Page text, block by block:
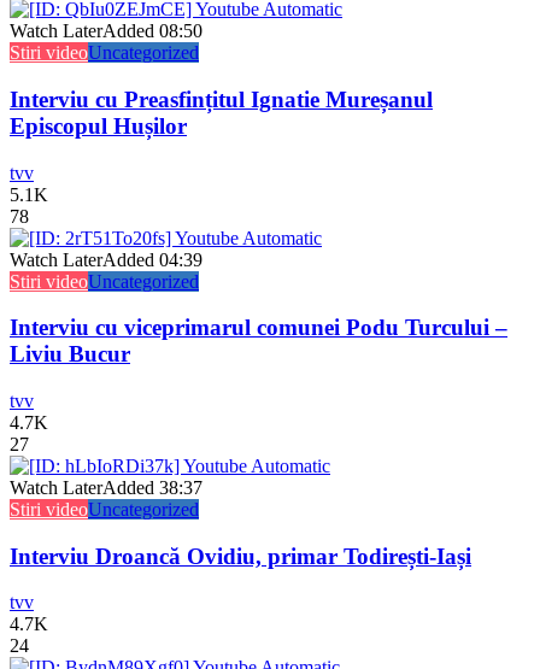
Watch LaterAdded 08:50
Stiri videoUncategorized
Interviu cu Preasfințitul Ignatie Mureșanul
Episcopul Hușilor
tvv
5.1K
78
Watch LaterAdded 04:39
Stiri videoUncategorized
Interviu cu viceprimarul comunei Podu Turcului –
Liviu Bucur
tvv
4.7K
27
Watch LaterAdded 38:37
Stiri videoUncategorized
Interviu Droancă Ovidiu, primar Todirești-Iași
tvv
4.7K
24